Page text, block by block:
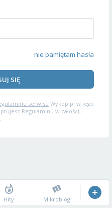
nie pamiętam hasła
SIĘ
serwisu Wykop.pl w jego
Regulaminu w całości,
Hity Mikroblog